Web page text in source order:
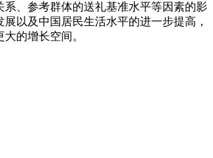
系、参考群体的送礼基准水平等因素的影
以及中国居民生活水平的进一步提高，
的增长空间。